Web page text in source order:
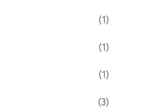
(1)
(1)
(1)
(3)